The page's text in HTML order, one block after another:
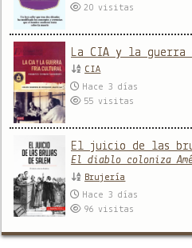
20visitas
La CIA y la
CIA
Hace 3 días
55visitas
El juicio de las
El diablo coloniza
Brujería
Hace 3 días
96visitas